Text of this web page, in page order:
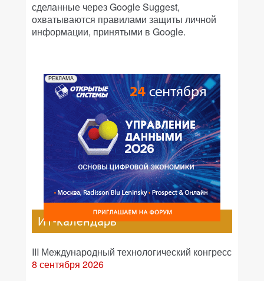
сделанные через Google Suggest,
охватываются правилами защиты личной
информации, принятыми в Google.
РЕКЛАМА
ИТ-календарь
III Международный технологический конгресс
8 сентября 2026